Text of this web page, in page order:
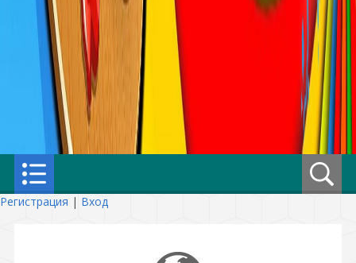
Регистрация | Вход